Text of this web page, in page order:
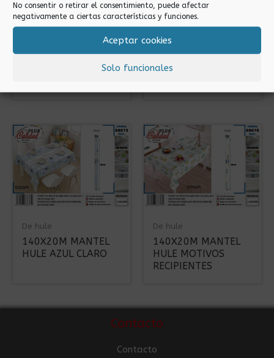
No consentir o retirar el consentimiento, puede afectar
negativamente a ciertas características y funciones.
Aceptar cookies
Solo funcionales
De hule
140X20M MANTEL
De hule
140X20M MANTEL
De hule
140X20M MANTEL
HULE AZUL CLARO
De hule
140X20M MANTEL
HULE MOTIVOS
RECIPIENTES
Contacto
Contacto